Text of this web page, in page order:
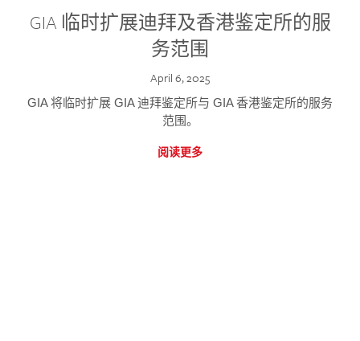
GIA 临时扩展迪拜及香港鉴定所的服
务范围
April 6, 2025
GIA 将临时扩展 GIA 迪拜鉴定所与 GIA 香港鉴定所的服务
范围。
阅读更多